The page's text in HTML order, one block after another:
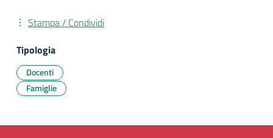
Stampa / Condividi
Tipologia
Docenti
Famiglie